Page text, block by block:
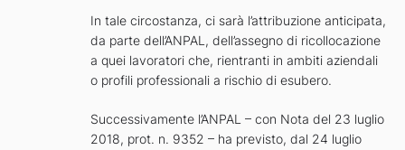
In tale circostanza, ci sarà l’attribuzione anticipata,
da parte dell’ANPAL, dell’assegno di ricollocazione
a quei lavoratori che, rientranti in ambiti aziendali
o profili professionali a rischio di esubero.
Successivamente l’ANPAL – con Nota del 23 luglio
2018, prot. n. 9352 – ha previsto, dal 24 luglio